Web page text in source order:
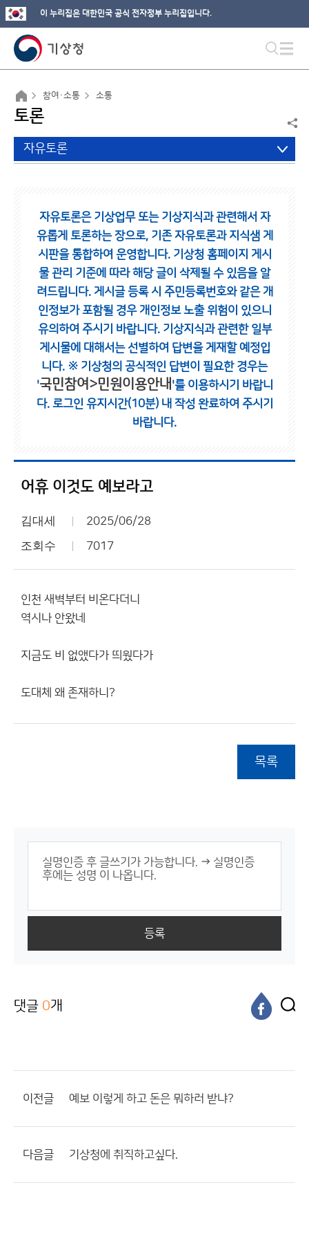
이 누리집은 대한민국 공식 전자정부 누리집입니다.
참여·소통 소통
토론
자유토론
자유토론은 기상업무 또는 기상지식과 관련해서 자
유롭게 토론하는 장으로, 기존 자유토론과 지식샘 게
시판을 통합하여 운영합니다. 기상청 홈페이지 게시
물 관리 기준에 따라 해당 글이 삭제될 수 있음을 알
려드립니다. 게시글 등록 시 주민등록번호와 같은 개
인정보가 포함될 경우 개인정보 노출 위험이 있으니
유의하여 주시기 바랍니다. 기상지식과 관련한 일부
게시물에 대해서는 선별하여 답변을 게재할 예정입
니다. ※ 기상청의 공식적인 답변이 필요한 경우는
'국민참여>민원이용안내 '를 이용하시기 바랍니
다. 로그인 유지시간(10분) 내 작성 완료하여 주시기
바랍니다.
어휴 이것도 예보라고
김대세 2025/06/28
조회수 7017
인천 새벽부터 비온다더니
역시나 안왔네
지금도 비 없앴다가 띄웠다가
도대체 왜 존재하니?
목록
등록
댓글 0개
이전글 예보 이렇게 하고 돈은 뭐하러 받냐?
다음글 기상청에 취직하고싶다.